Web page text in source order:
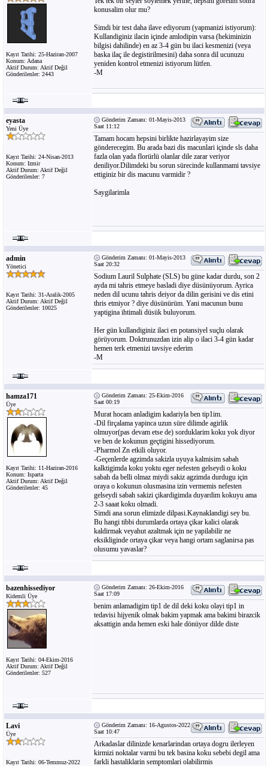
Kayıt Tarihi: 25-Haziran-2007
Konum: Adana
Aktif Durum: Aktif Değil
Gönderilenler: 2443
konusalim olur mu?
Simdi bir test daha ilave ediyorum (yapmanizi istiyorum):
Kullandiginiz ilacin içinde amlodipin varsa (hekiminizin
bilgisi dahilinde) en az 3-4 gün bu ilaci kesmenizi (veya
baska ilaç ile degistirilmesini) daha sonra dil ucunuzu
yeniden kontrol etmenizi istiyorum lütfen.
-M
eyasta
Yeni Üye
Kayıt Tarihi: 24-Nisan-2013
Konum: Izmir
Aktif Durum: Aktif Değil
Gönderilenler: 7
Gönderim Zamanı: 01-Mayis-2013
Saat 11:12
Tamam hocam hepsini birlikte hazirlayayim size
gönderecegim. Bu arada bazi dis macunlari içinde sls daha
fazla olan yada florürlü olanlar dile zarar veriyor
deniliyor.Dilimdeki bu sorun sürecinde kullanmami tavsiye
ettiginiz bir dis macunu varmidir ?
Saygilarimla
admin
Yönetici
Kayıt Tarihi: 31-Aralik-2005
Aktif Durum: Aktif Değil
Gönderilenler: 10025
Gönderim Zamanı: 01-Mayis-2013
Saat 20:32
Sodium Lauril Sulphate (SLS) bu güne kadar durdu, son 2
ayda mi tahris etmeye basladi diye düsünüyorum. Ayrica
neden dil ucunu tahris deiyor da dilin gerisini ve dis etini
thris etmiyor ? diye düsünürüm. Yani macunun bunu
yaptigina ihtimali düsük buluyorum.
Her gün kullandiginiz ilaci en potansiyel suçlu olarak
görüyorum. Doktrunuzdan izin alip o ilaci 3-4 gün kadar
hemen terk etmenizi tavsiye ederim
-M
hamza171
Üye
Kayıt Tarihi: 11-Haziran-2016
Konum: Isparta
Aktif Durum: Aktif Değil
Gönderilenler: 45
Gönderim Zamanı: 25-Ekim-2016
Saat 00:19
Murat hocam anladigim kadariyla ben tip1im.
-Dil firçalama yapinca uzun süre dilimde agirlik
olmuyor(pas devam etse de) sorduklarim koku yok diyor
ve ben de kokunun geçtigini hissediyorum.
-Pharmol Zn etkili oluyor.
-Geçenlerde agzimda sakizla uyuya kalmisim sabah
kalktigimda koku yoktu eger nefesten gelseydi o koku
sabah da belli olmaz miydi sakiz agzimda durdugu için
oraya o kokunun olusmasina izin vermemis nefesten
gelseydi sabah sakizi çikardigimda duyardim kokuyu ama
2-3 saaat koku olmadi.
Simdi ana sorun elimizde dilpasi.Kaynaklandigi sey bu.
Bu hangi tibbi durumlarda ortaya çikar kalici olarak
kaldirmak veyahut azaltmak için ne yapilabilir ne
eksikliginde ortaya çikar veya hangi ortam saglanirsa pas
olusumu yavaslar?
bazenhissediyor
Kidemli Üye
Kayıt Tarihi: 04-Ekim-2016
Aktif Durum: Aktif Değil
Gönderilenler: 527
Gönderim Zamanı: 26-Ekim-2016
Saat 17:09
benim anlamadigim tip1 de dil deki koku olayi tip1 in
tedavisi hijyenik olmak bakim yapmak ama bakimi birazcik
aksattigin anda hemen eski hale dönüyor dilde diste
Lavi
Üye
Kayıt Tarihi: 06-Temmuz-2022
Gönderim Zamanı: 16-Agustos-2022
Saat 10:47
Arkadaslar dilinizde kenarlarindan ortaya dogru ilerleyen
kirmizi noktalar varmi bu tek basina koku sebebi degil ama
farkli hastaliklarin semptomlari olabilirmis